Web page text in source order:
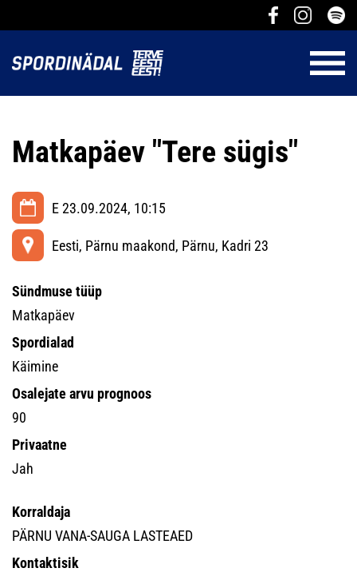
Matkapäev "Tere sügis"
E 23.09.2024, 10:15
Eesti, Pärnu maakond, Pärnu, Kadri 23
Sündmuse tüüp
Matkapäev
Spordialad
Käimine
Osalejate arvu prognoos
90
Privaatne
Jah
Korraldaja
PÄRNU VANA-SAUGA LASTEAED
Kontaktisik